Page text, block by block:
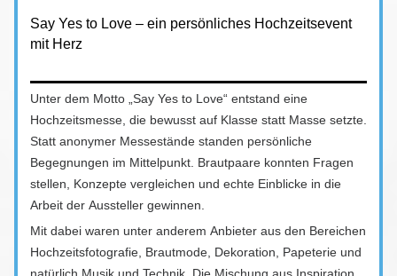
Say Yes to Love – ein persönliches Hochzeitsevent
mit Herz
Unter dem Motto „Say Yes to Love“ entstand eine
Hochzeitsmesse, die bewusst auf Klasse statt Masse setzte.
Statt anonymer Messestände standen persönliche
Begegnungen im Mittelpunkt. Brautpaare konnten Fragen
stellen, Konzepte vergleichen und echte Einblicke in die
Arbeit der Aussteller gewinnen.
Mit dabei waren unter anderem Anbieter aus den Bereichen
Hochzeitsfotografie, Brautmode, Dekoration, Papeterie und
natürlich Musik und Technik. Die Mischung aus Inspiration